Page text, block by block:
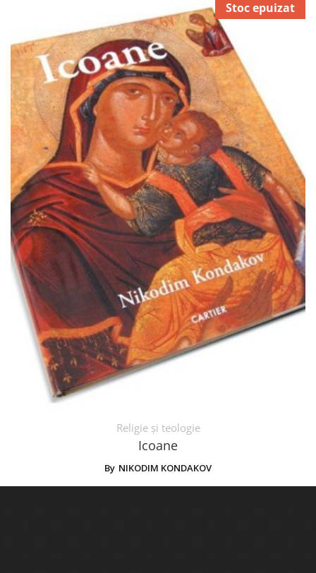
Stoc epuizat
Icoane
Religie și teologie
By NIKODIM KONDAKOV